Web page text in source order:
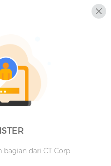
dari CT Corp.